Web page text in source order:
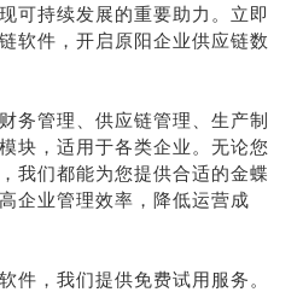
可持续发展的重要助力。立即
软件，开启原阳企业供应链数
务管理、供应链管理、生产制
块，适用于各类企业。无论您
我们都能为您提供合适的金蝶
企业管理效率，降低运营成
件，我们提供免费试用服务。